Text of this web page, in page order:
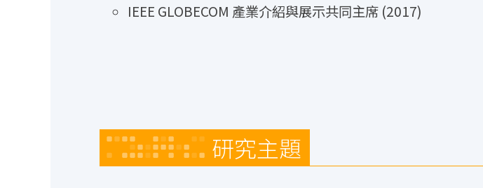
IEEE GLOBECOM 產業介紹與展示共同主席 (2017)
研究主題